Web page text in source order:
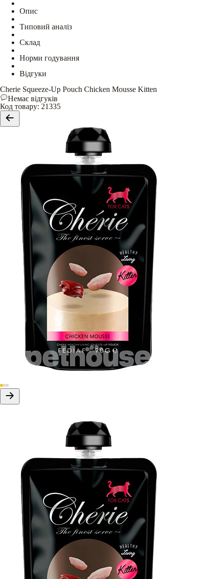
Опис
Типовий аналіз
Склад
Норми годування
Відгуки
Cherie Squeeze-Up Pouch Chicken Mousse Kitten
Немає відгуків
Код товару: 21335